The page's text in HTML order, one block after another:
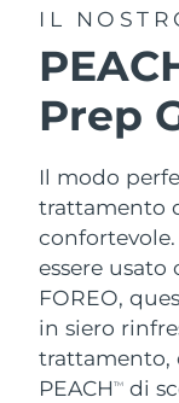
IL
Prep
Il modo
trattamento
essere
FOREO,
in siero
trattamento,
PEACHTM di